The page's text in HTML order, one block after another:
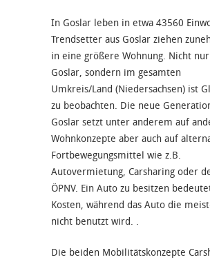
In Goslar leben in etwa 43560
Trendsetter aus Goslar ziehen
in eine größere Wohnung. Nicht
Goslar, sondern im gesamten
Umkreis/Land (Niedersachsen) ist
zu beobachten. Die neue
Goslar setzt unter anderem auf
Wohnkonzepte aber auch auf
Fortbewegungsmittel wie z.B.
Autovermietung, Carsharing oder
ÖPNV. Ein Auto zu besitzen
Kosten, während das Auto die
nicht benutzt wird. .
Die beiden Mobilitätskonzepte